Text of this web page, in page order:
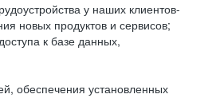
у наших клиентов-
новых продуктов и сервисов;
к базе данных,
обеспечения установленных